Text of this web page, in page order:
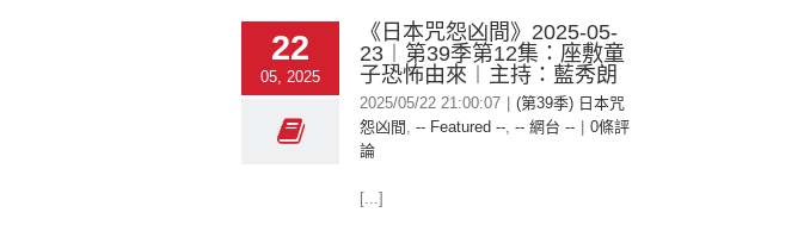
22
05, 2025
《日本咒怨凶間》2025-05-
23︱第39季第12集：座敷童
子恐怖由來︱主持：藍秀朗
2025/05/22 21:00:07
(第39季) 日本咒
怨凶間 , -- Featured --, -- 網台 --
0條評
論
[...]